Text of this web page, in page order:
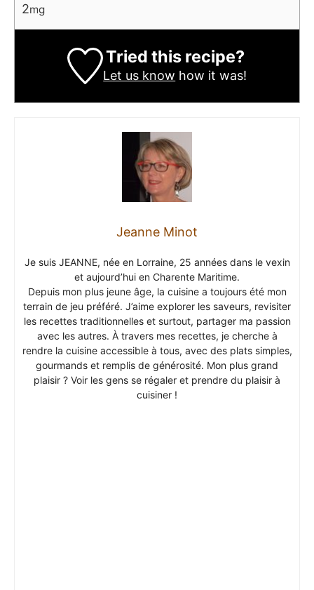
2mg
Tried this recipe?
Let us know how it was!
Jeanne Minot
Je suis JEANNE, née en Lorraine, 25 années dans le vexin
et aujourd’hui en Charente Maritime.
Depuis mon plus jeune âge, la cuisine a toujours été mon
terrain de jeu préféré. J’aime explorer les saveurs, revisiter
les recettes traditionnelles et surtout, partager ma passion
avec les autres. À travers mes recettes, je cherche à
rendre la cuisine accessible à tous, avec des plats simples,
gourmands et remplis de générosité. Mon plus grand
plaisir ? Voir les gens se régaler et prendre du plaisir à
cuisiner !